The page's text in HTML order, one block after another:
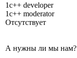
1c++ developer
1c++ moderator
Отсутствует
А нужны ли мы нам?